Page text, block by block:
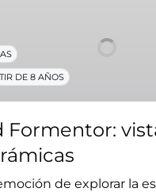
DE 8 AÑOS
Formentor:
de explorar la